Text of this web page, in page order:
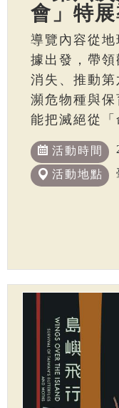
會」特
導覽內容從
據出發，帶
消失、推動
瀕危物種與
能把滅絕從「
活動時間
活動地點